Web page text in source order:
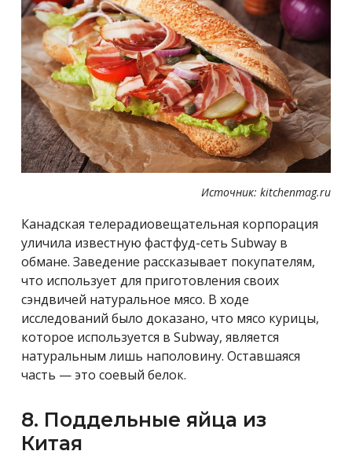
Источник: kitchenmag.ru
Канадская телерадиовещательная корпорация
уличила известную фастфуд-сеть Subway в
обмане. Заведение рассказывает покупателям,
что использует для приготовления своих
сэндвичей натуральное мясо. В ходе
исследований было доказано, что мясо курицы,
которое используется в Subway, является
натуральным лишь наполовину. Оставшаяся
часть — это соевый белок.
8. Поддельные яйца из
Китая